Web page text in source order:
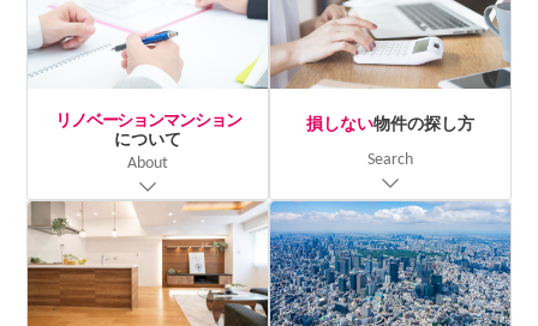
リノベーションマンション
について
About
損しない物件の探し方
Search